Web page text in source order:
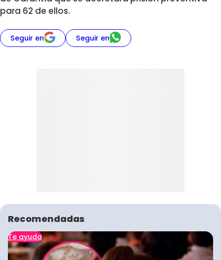
para 62 de ellos.
Seguir en Seguir en
Recomendadas
Te ayuda